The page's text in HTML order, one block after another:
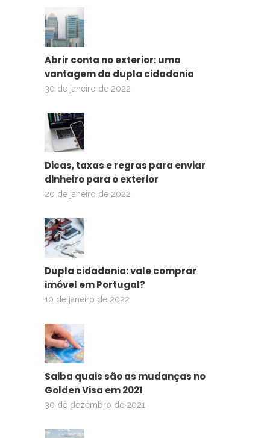
Abrir conta no exterior: uma
vantagem da dupla cidadania
30 de janeiro de 2022
Dicas, taxas e regras para enviar
dinheiro para o exterior
20 de janeiro de 2022
Dupla cidadania: vale comprar
imóvel em Portugal?
10 de janeiro de 2022
Saiba quais são as mudanças no
Golden Visa em 2021
30 de dezembro de 2021